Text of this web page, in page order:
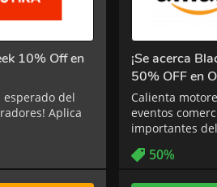
10% Off en
esperado del
Aplica
¡Se acerca
50% OFF en
Calienta
eventos
importantes
50%